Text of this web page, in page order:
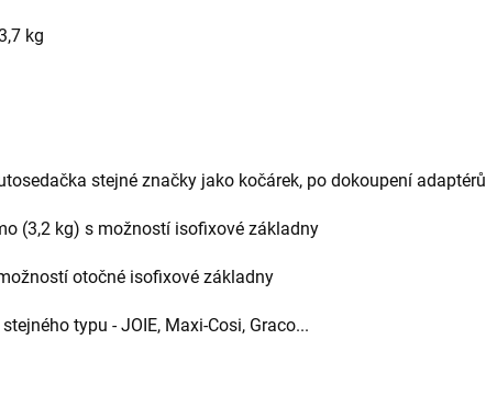
kg
stejné značky jako kočárek, po dokoupení adaptérů
(3,2 kg) s možností isofixové základny
otočné isofixové základny
typu - JOIE, Maxi-Cosi, Graco...